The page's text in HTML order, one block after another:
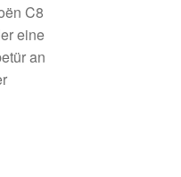
C8
eine
an